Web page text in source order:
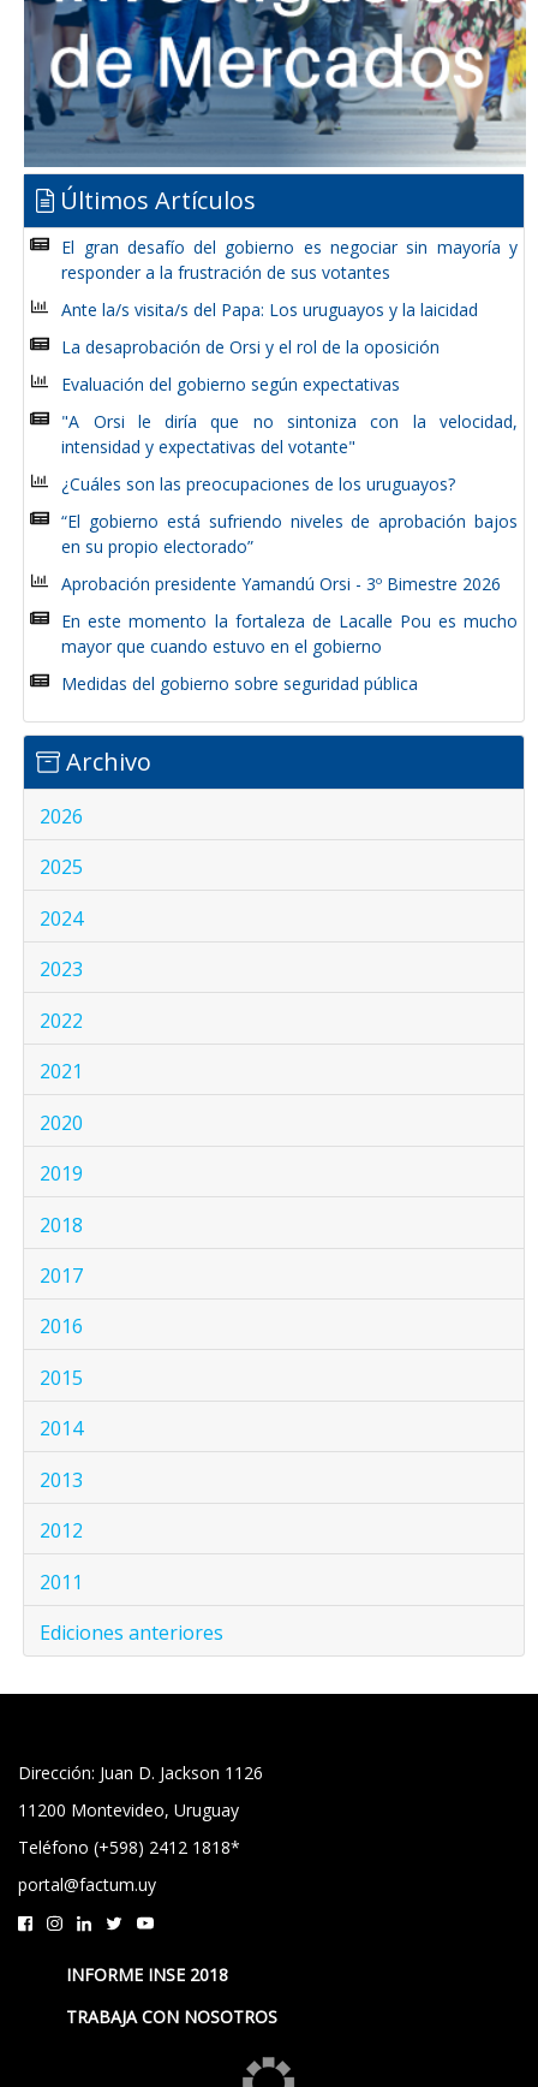
Últimos Artículos
El gran desafío del gobierno es negociar sin mayoría y
responder a la frustración de sus votantes
Ante la/s visita/s del Papa: Los uruguayos y la laicidad
La desaprobación de Orsi y el rol de la oposición
Evaluación del gobierno según expectativas
"A Orsi le diría que no sintoniza con la velocidad,
intensidad y expectativas del votante"
¿Cuáles son las preocupaciones de los uruguayos?
“El gobierno está sufriendo niveles de aprobación bajos
en su propio electorado”
Aprobación presidente Yamandú Orsi - 3º Bimestre 2026
En este momento la fortaleza de Lacalle Pou es mucho
mayor que cuando estuvo en el gobierno
Medidas del gobierno sobre seguridad pública
Archivo
2026
2025
2024
2023
2022
2021
2020
2019
2018
2017
2016
2015
2014
2013
2012
2011
Ediciones anteriores
Dirección: Juan D. Jackson 1126
11200 Montevideo, Uruguay
Teléfono (+598) 2412 1818*
portal@factum.uy
INFORME INSE 2018
TRABAJA CON NOSOTROS